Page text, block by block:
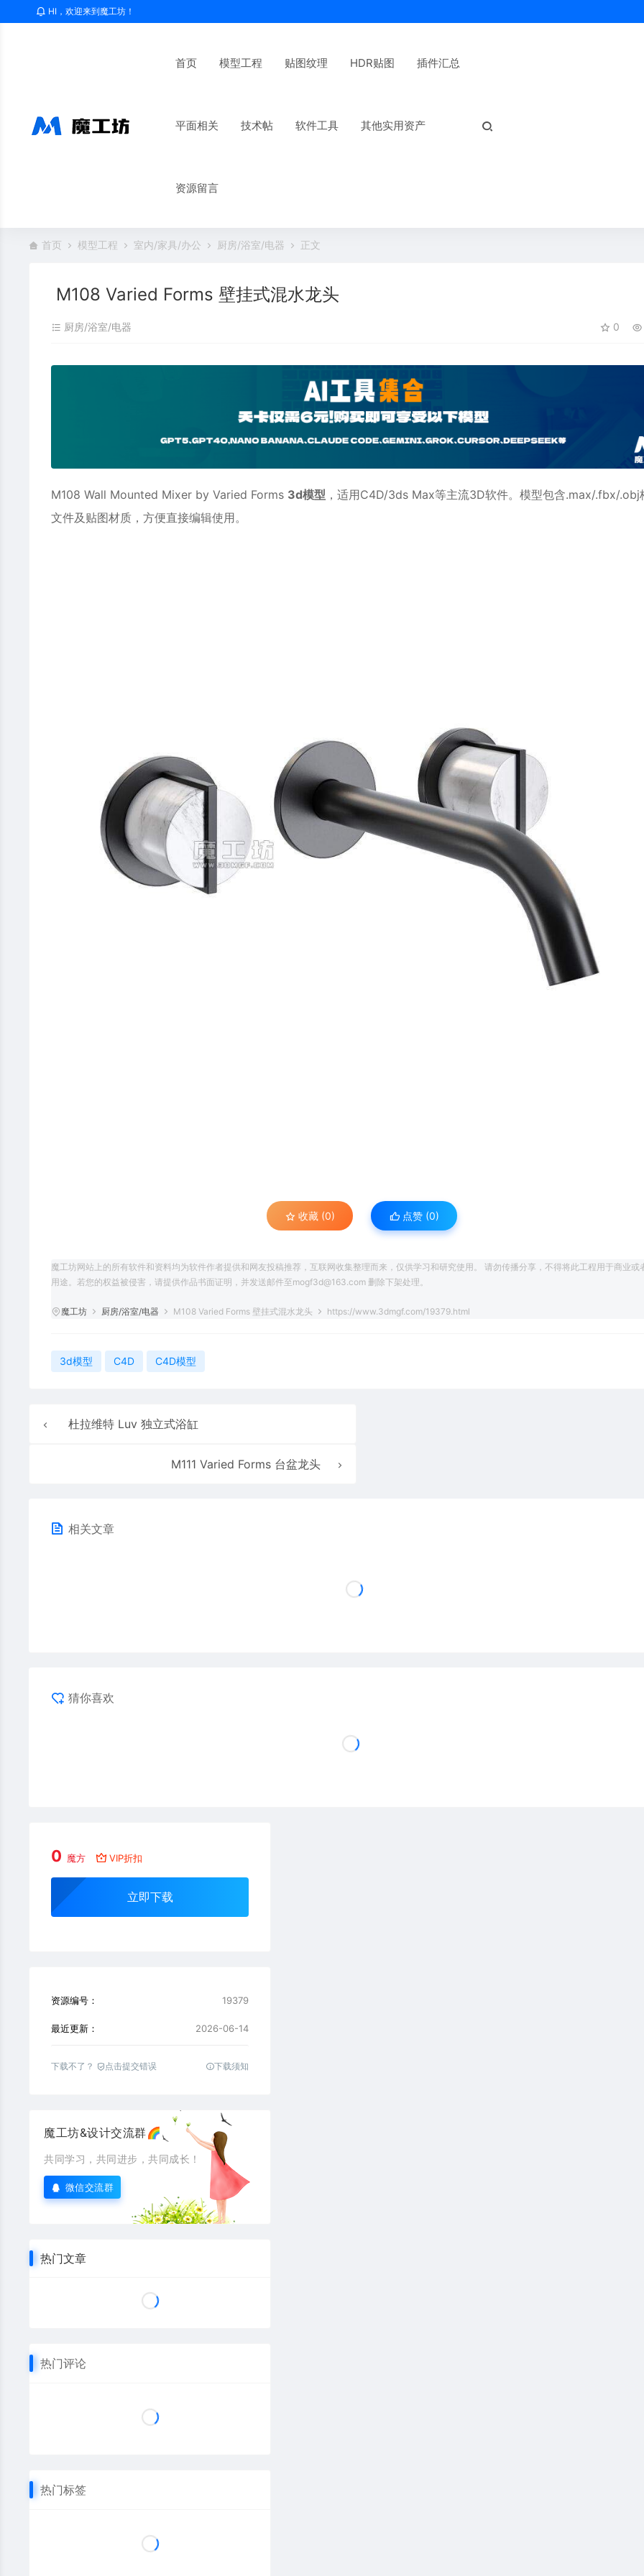
HI，欢迎来到魔工坊！
首页 模型工程 贴图纹理 HDR贴图 插件汇总
平面相关 技术帖 软件工具 其他实用资产
资源留言
首页 模型工程 室内/家具/办公 厨房/浴室/电器 正文
M108 Varied Forms 壁挂式混水龙头
厨房/浴室/电器 0
M108 Wall Mounted Mixer by Varied Forms 3d模型 ，适用C4D/3ds Max等主流3D软件。模型包含.max/.fbx/.obj
文件及贴图材质，方便直接编辑使用。
收藏 (0) 点赞 (0)
魔工坊网站上的所有软件和资料均为软件作者提供和网友投稿推荐，互联网收集整理而来，仅供学习和研究使用。 请勿传播分享，不得将此工程用于商业或
用途。若您的权益被侵害，请提供作品书面证明，并发送邮件至mogf3d@163.com 删除下架处理。
魔工坊 厨房/浴室/电器 M108 Varied Forms 壁挂式混水龙头 https://www.3dmgf.com/19379.html
3d模型 C4D C4D模型
杜拉维特 Luv 独立式浴缸
M111 Varied Forms 台盆龙头
相关文章
猜你喜欢
0 魔方 VIP折扣
立即下载
资源编号： 19379
最近更新： 2026-06-14
下载不了？ 点击提交错误 下载须知
魔工坊&设计交流群🌈
共同学习，共同进步，共同成长！
微信交流群
热门文章
热门评论
热门标签